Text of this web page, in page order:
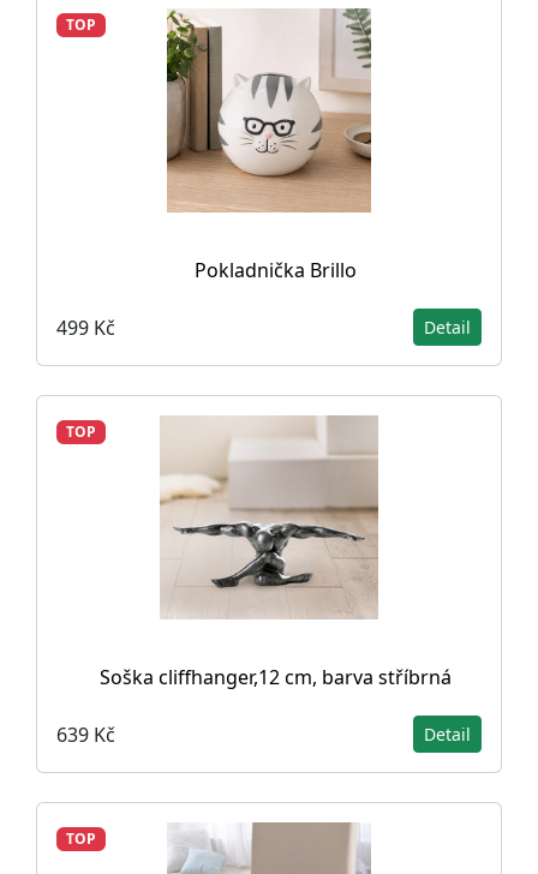
TOP
Pokladnička Brillo
499 Kč Detail
TOP
Soška cliffhanger,12 cm, barva stříbrná
639 Kč Detail
TOP